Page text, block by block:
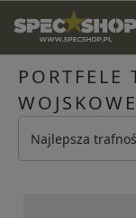
PORTFELE
Najlepsza